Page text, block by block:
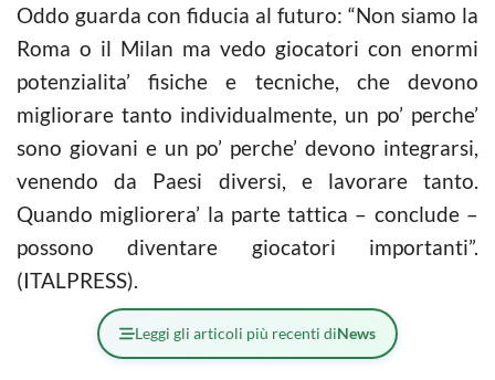
Oddo guarda con fiducia al futuro: “Non siamo la
Roma o il Milan ma vedo giocatori con enormi
potenzialita’ fisiche e tecniche, che devono
migliorare tanto individualmente, un po’ perche’
sono giovani e un po’ perche’ devono integrarsi,
venendo da Paesi diversi, e lavorare tanto.
Quando migliorera’ la parte tattica – conclude –
possono diventare giocatori importanti”.
(ITALPRESS).
Leggi gli articoli più recenti diNews